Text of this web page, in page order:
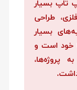
2020 یک لپ تاپ بسیار
طراحی
بسیار
خود است و
پروژه‌ها،